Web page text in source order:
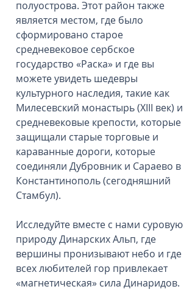
полуострова. Этот район также
является местом, где было
сформировано старое
средневековое сербское
государство «Раска» и где вы
можете увидеть шедевры
культурного наследия, такие как
Милесевский монастырь (XIII век) и
средневековые крепости, которые
защищали старые торговые и
караванные дороги, которые
соединяли Дубровник и Сараево в
Константинополь (сегодняшний
Стамбул).
Исследуйте вместе с нами суровую
природу Динарских Альп, где
вершины пронизывают небо и где
всех любителей гор привлекает
«магнетическая» сила Динаридов.